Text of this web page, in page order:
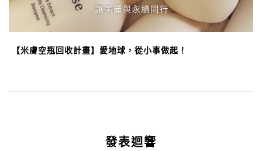
【米膚空瓶回收計畫】愛地球，從小事做起！
發表迴響